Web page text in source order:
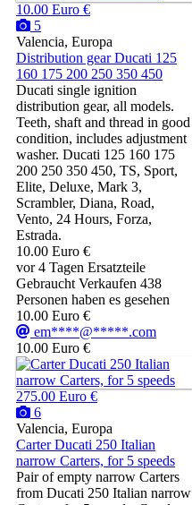
10.00 Euro €
5
Valencia, Europa
Distribution gear Ducati 125
160 175 200 250 350 450
Ducati single ignition
distribution gear, all models.
Teeth, shaft and thread in good
condition, includes adjustment
washer. Ducati 125 160 175
200 250 350 450, TS, Sport,
Elite, Deluxe, Mark 3,
Scrambler, Diana, Road,
Vento, 24 Hours, Forza,
Estrada.
10.00 Euro €
vor 4 Tagen Ersatzteile
Gebraucht Verkaufen 438
Personen haben es gesehen
10.00 Euro €
em****@*****.com
10.00 Euro €
275.00 Euro €
6
Valencia, Europa
Carter Ducati 250 Italian
narrow Carters, for 5 speeds
Pair of empty narrow Carters
from Ducati 250 Italian narrow